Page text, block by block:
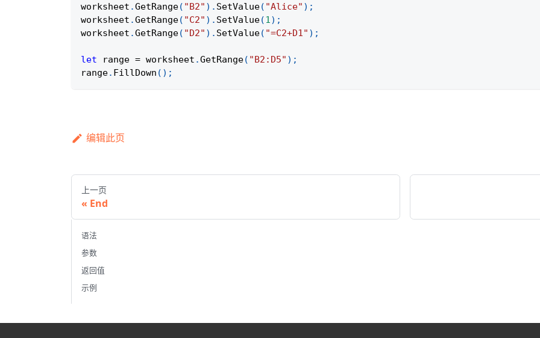
worksheet .GetRange( "B2" ) . SetValue( "Alice" ) ;
worksheet .GetRange( "C2" ) . SetValue(1) ;
worksheet .GetRange( "D2" ) . SetValue( "=C2+D1" ) ;
let range = worksheet .GetRange( "B2:D5" ) ;
range. FillDown ( ) ;
编辑此页
上一页
End
语法
参数
返回值
示例